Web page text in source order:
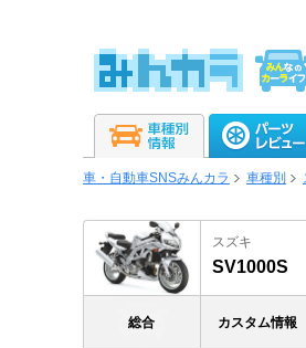
車・自動車SNSみんカラ 車種別
スズキ
SV1000S
総合 カスタム情報